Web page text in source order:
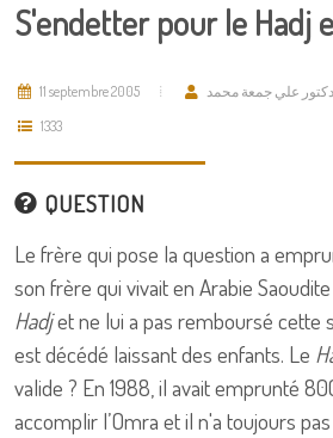
S'endetter pour le Hadj
11 septembre 2005
علي جمعة محمد
1333
QUESTION
Le frère qui pose la question a
son frère qui vivait en Arabie
Hadjet ne lui a pas remboursé cette
est décédé laissant des enfants. Le
valide ? En 1988, il avait emprunté
accomplir l’Omra et il n'a toujours